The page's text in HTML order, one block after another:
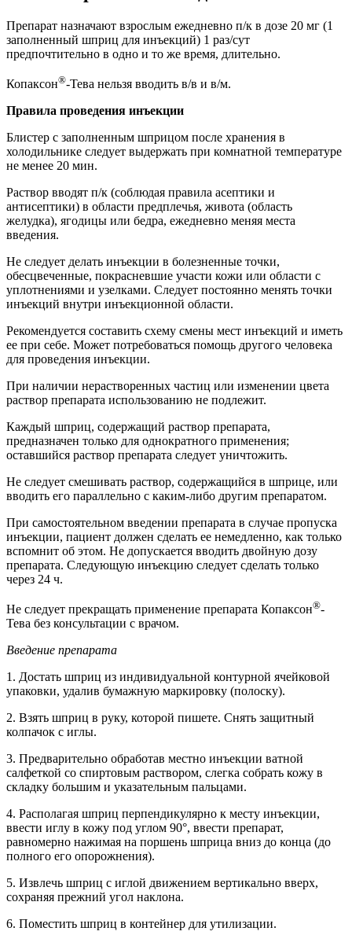
Препарат назначают взрослым ежедневно п/к в дозе 20 мг (1
заполненный шприц для инъекций) 1 раз/сут
предпочтительно в одно и то же время, длительно.
Копаксон®-Тева нельзя вводить в/в и в/м.
Правила проведения инъекции
Блистер с заполненным шприцом после хранения в
холодильнике следует выдержать при комнатной температуре
не менее 20 мин.
Раствор вводят п/к (соблюдая правила асептики и
антисептики) в области предплечья, живота (область
желудка), ягодицы или бедра, ежедневно меняя места
введения.
Не следует делать инъекции в болезненные точки,
обесцвеченные, покрасневшие участи кожи или области с
уплотнениями и узелками. Следует постоянно менять точки
инъекций внутри инъекционной области.
Рекомендуется составить схему смены мест инъекций и иметь
ее при себе. Может потребоваться помощь другого человека
для проведения инъекции.
При наличии нерастворенных частиц или изменении цвета
раствор препарата использованию не подлежит.
Каждый шприц, содержащий раствор препарата,
предназначен только для однократного применения;
оставшийся раствор препарата следует уничтожить.
Не следует смешивать раствор, содержащийся в шприце, или
вводить его параллельно с каким-либо другим препаратом.
При самостоятельном введении препарата в случае пропуска
инъекции, пациент должен сделать ее немедленно, как только
вспомнит об этом. Не допускается вводить двойную дозу
препарата. Следующую инъекцию следует сделать только
через 24 ч.
Не следует прекращать применение препарата Копаксон®-
Тева без консультации с врачом.
Введение препарата
1. Достать шприц из индивидуальной контурной ячейковой
упаковки, удалив бумажную маркировку (полоску).
2. Взять шприц в руку, которой пишете. Снять защитный
колпачок с иглы.
3. Предварительно обработав местно инъекции ватной
салфеткой со спиртовым раствором, слегка собрать кожу в
складку большим и указательным пальцами.
4. Располагая шприц перпендикулярно к месту инъекции,
ввести иглу в кожу под углом 90°, ввести препарат,
равномерно нажимая на поршень шприца вниз до конца (до
полного его опорожнения).
5. Извлечь шприц с иглой движением вертикально вверх,
сохраняя прежний угол наклона.
6. Поместить шприц в контейнер для утилизации.